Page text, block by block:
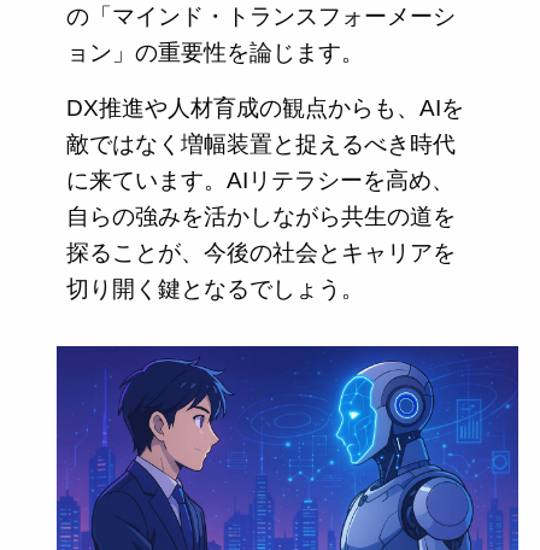
の「マインド・トランスフォーメーシ
ョン」の重要性を論じます。
DX推進や人材育成の観点からも、AIを
敵ではなく増幅装置と捉えるべき時代
に来ています。AIリテラシーを高め、
自らの強みを活かしながら共生の道を
探ることが、今後の社会とキャリアを
切り開く鍵となるでしょう。